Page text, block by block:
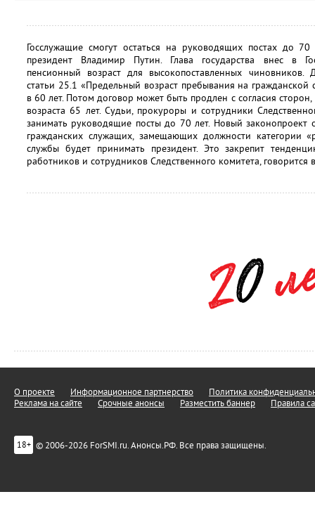
Госслужащие смогут остаться на руководящих постах до
президент Владимир Путин. Глава государства внес в
пенсионный возраст для высокопоставленных чиновников.
статьи 25.1 «Предельный возраст пребывания на гражданской
в 60 лет. Потом договор может быть продлен с согласия
возраста 65 лет. Судьи, прокуроры и сотрудники
занимать руководящие посты до 70 лет. Новый законопроект
гражданских служащих, замещающих должности категории
службы будет принимать президент. Это закрепит
работников и сотрудников Следственного комитета, говорится
О проекте Информационное партнерство
Политика
Реклама на сайте
Срочные анонсы Разместить баннер Правила
18+ © 2006-2026 ForSMI.ru. Анонсы.РФ. Все права защищены.